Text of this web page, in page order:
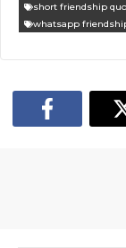
short friendship
whatsapp